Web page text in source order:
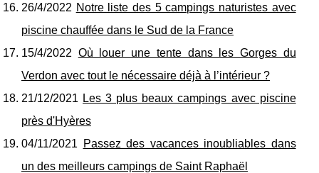
26/4/2022 Notre liste des 5 campings naturistes avec
piscine chauffée dans le Sud de la France
15/4/2022 Où louer une tente dans les Gorges du
Verdon avec tout le nécessaire déjà à l’intérieur ?
21/12/2021 Les 3 plus beaux campings avec piscine
près d'Hyères
04/11/2021
Passez des vacances inoubliables dans
un des meilleurs campings de Saint Raphaël